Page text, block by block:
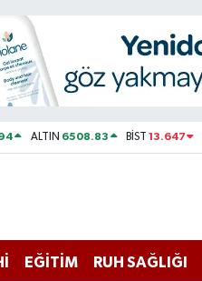
ALTIN 6508.83 BİST13.647
EĞİTİM RUH SAĞLIĞI